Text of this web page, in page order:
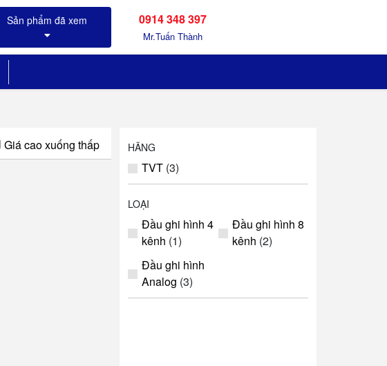
0914 348 397
Mr.Tuấn Thành
Giá cao xuống thấp HÃNG
TVT (3)
LOẠI
Đầu ghi hình 4
kênh (1)
Đầu ghi hình 8
kênh (2)
Đầu ghi hình
Analog (3)